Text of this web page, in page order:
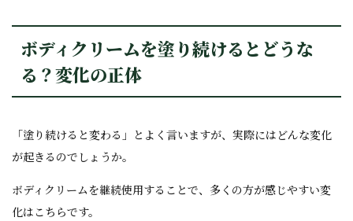
ボディクリームを塗り続けるとどうな
る？変化の正体
「塗り続けると変わる」とよく言いますが、実際にはどんな変化
が起きるのでしょうか。
ボディクリームを継続使用することで、多くの方が感じやすい変
化はこちらです。